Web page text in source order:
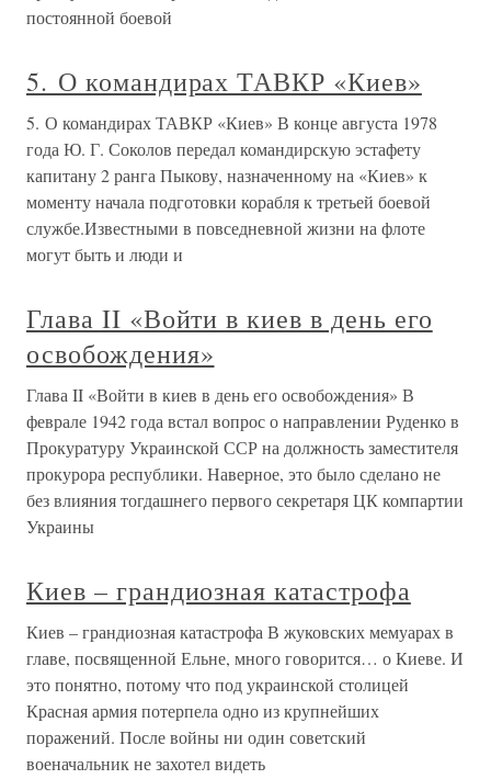
постоянной боевой
5. О командирах ТАВКР «Киев»
5. О командирах ТАВКР «Киев» В конце августа 1978
года Ю. Г. Соколов передал командирскую эстафету
капитану 2 ранга Пыкову, назначенному на «Киев» к
моменту начала подготовки корабля к третьей боевой
службе.Известными в повседневной жизни на флоте
могут быть и люди и
Глава II «Войти в киев в день его
освобождения»
Глава II «Войти в киев в день его освобождения» В
феврале 1942 года встал вопрос о направлении Руденко в
Прокуратуру Украинской ССР на должность заместителя
прокурора республики. Наверное, это было сделано не
без влияния тогдашнего первого секретаря ЦК компартии
Украины
Киев – грандиозная катастрофа
Киев – грандиозная катастрофа В жуковских мемуарах в
главе, посвященной Ельне, много говорится… о Киеве. И
это понятно, потому что под украинской столицей
Красная армия потерпела одно из крупнейших
поражений. После войны ни один советский
военачальник не захотел видеть